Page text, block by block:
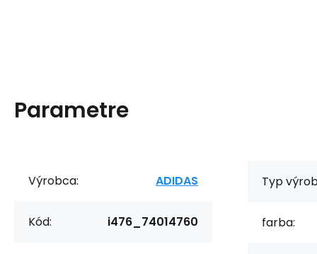
Parametre
Výrobca: ADIDAS
Kód: i476_74014760
Typ
farba: